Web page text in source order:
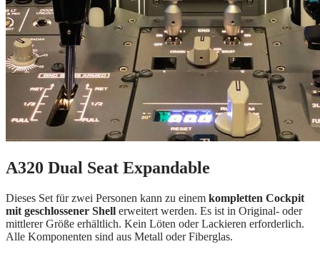
A320 Dual Seat Expandable
Dieses Set für zwei Personen kann zu einem kompletten Cockpit
mit geschlossener Shell erweitert werden. Es ist in Original- oder
mittlerer Größe erhältlich. Kein Löten oder Lackieren erforderlich.
Alle Komponenten sind aus Metall oder Fiberglas.